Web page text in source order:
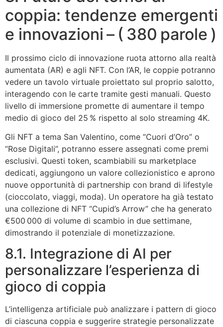
coppia: tendenze emergenti
e innovazioni – ( 380 parole )
Il prossimo ciclo di innovazione ruota attorno alla realtà
aumentata (AR) e agli NFT. Con l’AR, le coppie potranno
vedere un tavolo virtuale proiettato sul proprio salotto,
interagendo con le carte tramite gesti manuali. Questo
livello di immersione promette di aumentare il tempo
medio di gioco del 25 % rispetto al solo streaming 4K.
Gli NFT a tema San Valentino, come “Cuori d’Oro” o
“Rose Digitali”, potranno essere assegnati come premi
esclusivi. Questi token, scambiabili su marketplace
dedicati, aggiungono un valore collezionistico e aprono
nuove opportunità di partnership con brand di lifestyle
(cioccolato, viaggi, moda). Un operatore ha già testato
una collezione di NFT “Cupid’s Arrow” che ha generato
€500 000 di volume di scambio in due settimane,
dimostrando il potenziale di monetizzazione.
8.1. Integrazione di AI per
personalizzare l’esperienza di
gioco di coppia
L’intelligenza artificiale può analizzare i pattern di gioco
di ciascuna coppia e suggerire strategie personalizzate